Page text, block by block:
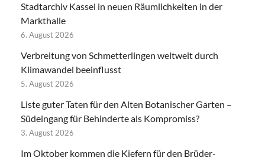
Stadtarchiv Kassel in neuen Räumlichkeiten in der
Markthalle
6. August 2026
Verbreitung von Schmetterlingen weltweit durch
Klimawandel beeinflusst
5. August 2026
Liste guter Taten für den Alten Botanischer Garten –
Südeingang für Behinderte als Kompromiss?
3. August 2026
Im Oktober kommen die Kiefern für den Brüder-